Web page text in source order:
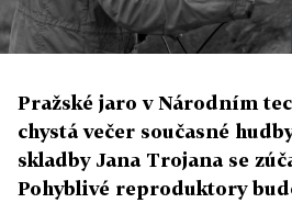
Pražské jaro v Národním
chystá večer současné
skladby Jana Trojana se
Pohyblivé reproduktory